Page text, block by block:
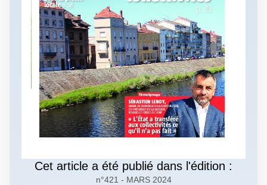
Cet article a été publié dans l'édition :
n°421 - MARS 2024